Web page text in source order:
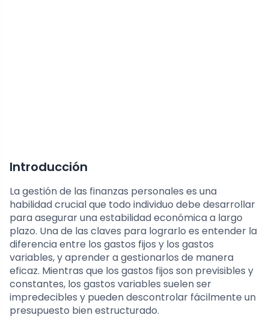
Introducción
La gestión de las finanzas personales es una
habilidad crucial que todo individuo debe desarrollar
para asegurar una estabilidad económica a largo
plazo. Una de las claves para lograrlo es entender la
diferencia entre los gastos fijos y los gastos
variables, y aprender a gestionarlos de manera
eficaz. Mientras que los gastos fijos son previsibles y
constantes, los gastos variables suelen ser
impredecibles y pueden descontrolar fácilmente un
presupuesto bien estructurado.